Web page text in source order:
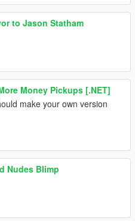
to Jason Statham
Money Pickups [.NET]
make your own version
Nudes Blimp